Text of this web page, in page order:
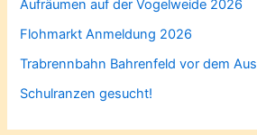
Aufräumen auf der Vogelweide 2026
Flohmarkt Anmeldung 2026
Trabrennbahn Bahrenfeld vor dem Aus
Schulranzen gesucht!